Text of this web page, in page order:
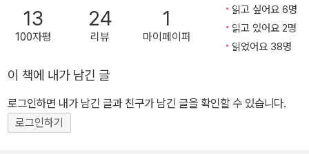
지, 마침내 엄마가 된 후 인생이 어떻게 달라졌는지, 그리고 살아오면
서 가장 아름답게 빛났던 순간들은 언제였는지……. 이 질문들에 모두
답을 하고 나면 마침내 당신은 깨달을 수 있다. 자녀들에게 물려줄 수
혜와 놀라운 경험, 깊은 통찰이라는 것을. 이 책을 만든 제프리 메이슨
(Jeffrey Mason)은 전 세계 여성 독자들에게 이렇게 조언한다. “이
책에 담은 당신의 사랑과 눈물, 기쁨과 슬픔, 꿈과 희망, 용기는 당신
13
100자평
24
리뷰
1
마이페이퍼
읽고 싶어요 6명
읽고 있어요 2명
읽었어요 38명
이 책에 내가 남긴 글
로그인하면 내가 남긴 글과 친구가 남긴 글을 확인할 수 있습니다.
로그인하기